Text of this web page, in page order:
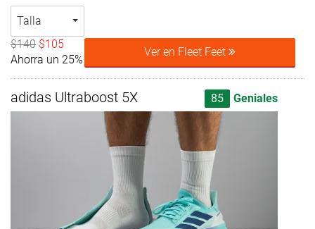
Talla
$140 $105
Ahorra un 25%
Ver en Fleet Feet
adidas Ultraboost 5X 85 Geniales